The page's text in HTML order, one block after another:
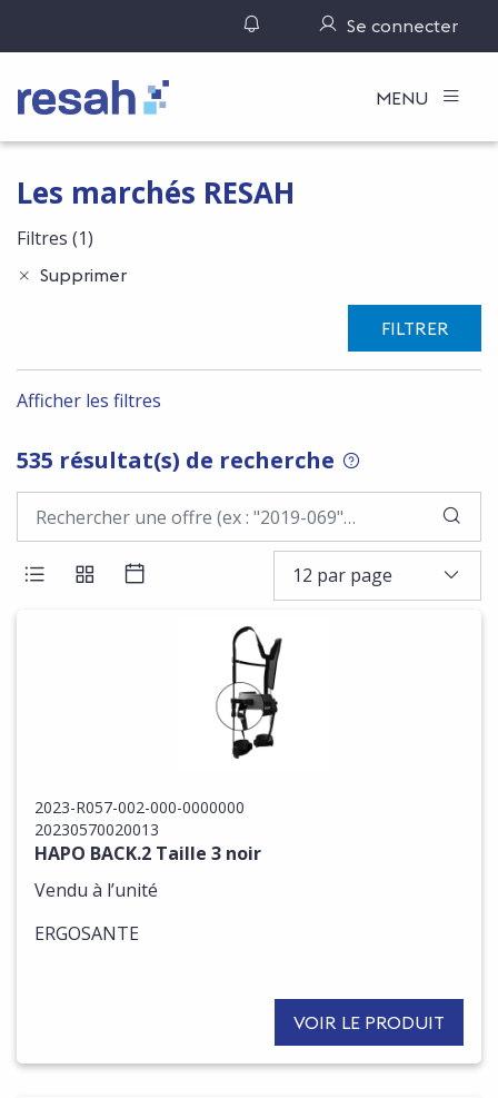
Gérer ses notifications
Se connecter
Logo Resah MENU
Les marchés RESAH
Filtres (1)
Supprimer
FILTRER
Afficher les filtres
535 résultat(s) de recherche
AFFICHER LES RÉSULTATS EN LISTE
AFFICHER LES RÉSULTATS EN BLOCS
AFFICHER LES RÉSULTATS SOUS
12 par page
2023-R057-002-000-0000000
20230570020013
HAPO BACK.2 Taille 3 noir
Vendu à l’unité
ERGOSANTE
VOIR LE PRODUIT